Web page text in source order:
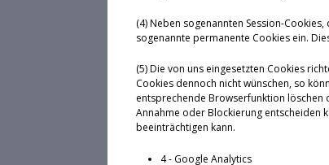
(4) Neben sogenannten Session-
sogenannte permanente Cookies ein.
(5) Die von uns eingesetzten Cookies
Cookies dennoch nicht wünschen, so
entsprechende Browserfunktion löschen
Annahme oder Blockierung entscheiden
beeinträchtigen kann.
4 - Google Analytics